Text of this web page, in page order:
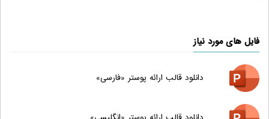
فایل های مورد نیاز
دانلود قالب ارائه پوستر «فارسی»